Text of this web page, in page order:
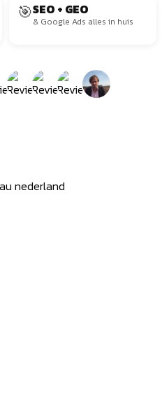
🎯SEO + GEO
& Google Ads alles in huis